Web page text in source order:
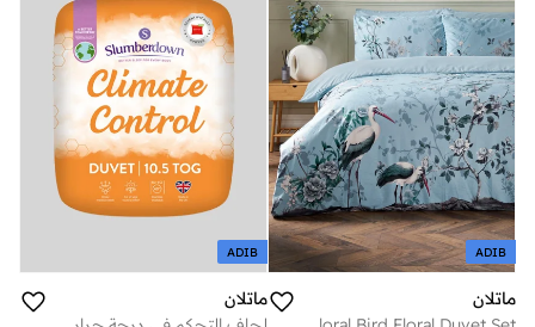
ADIB
ماتلان
ADIB
ماتلان